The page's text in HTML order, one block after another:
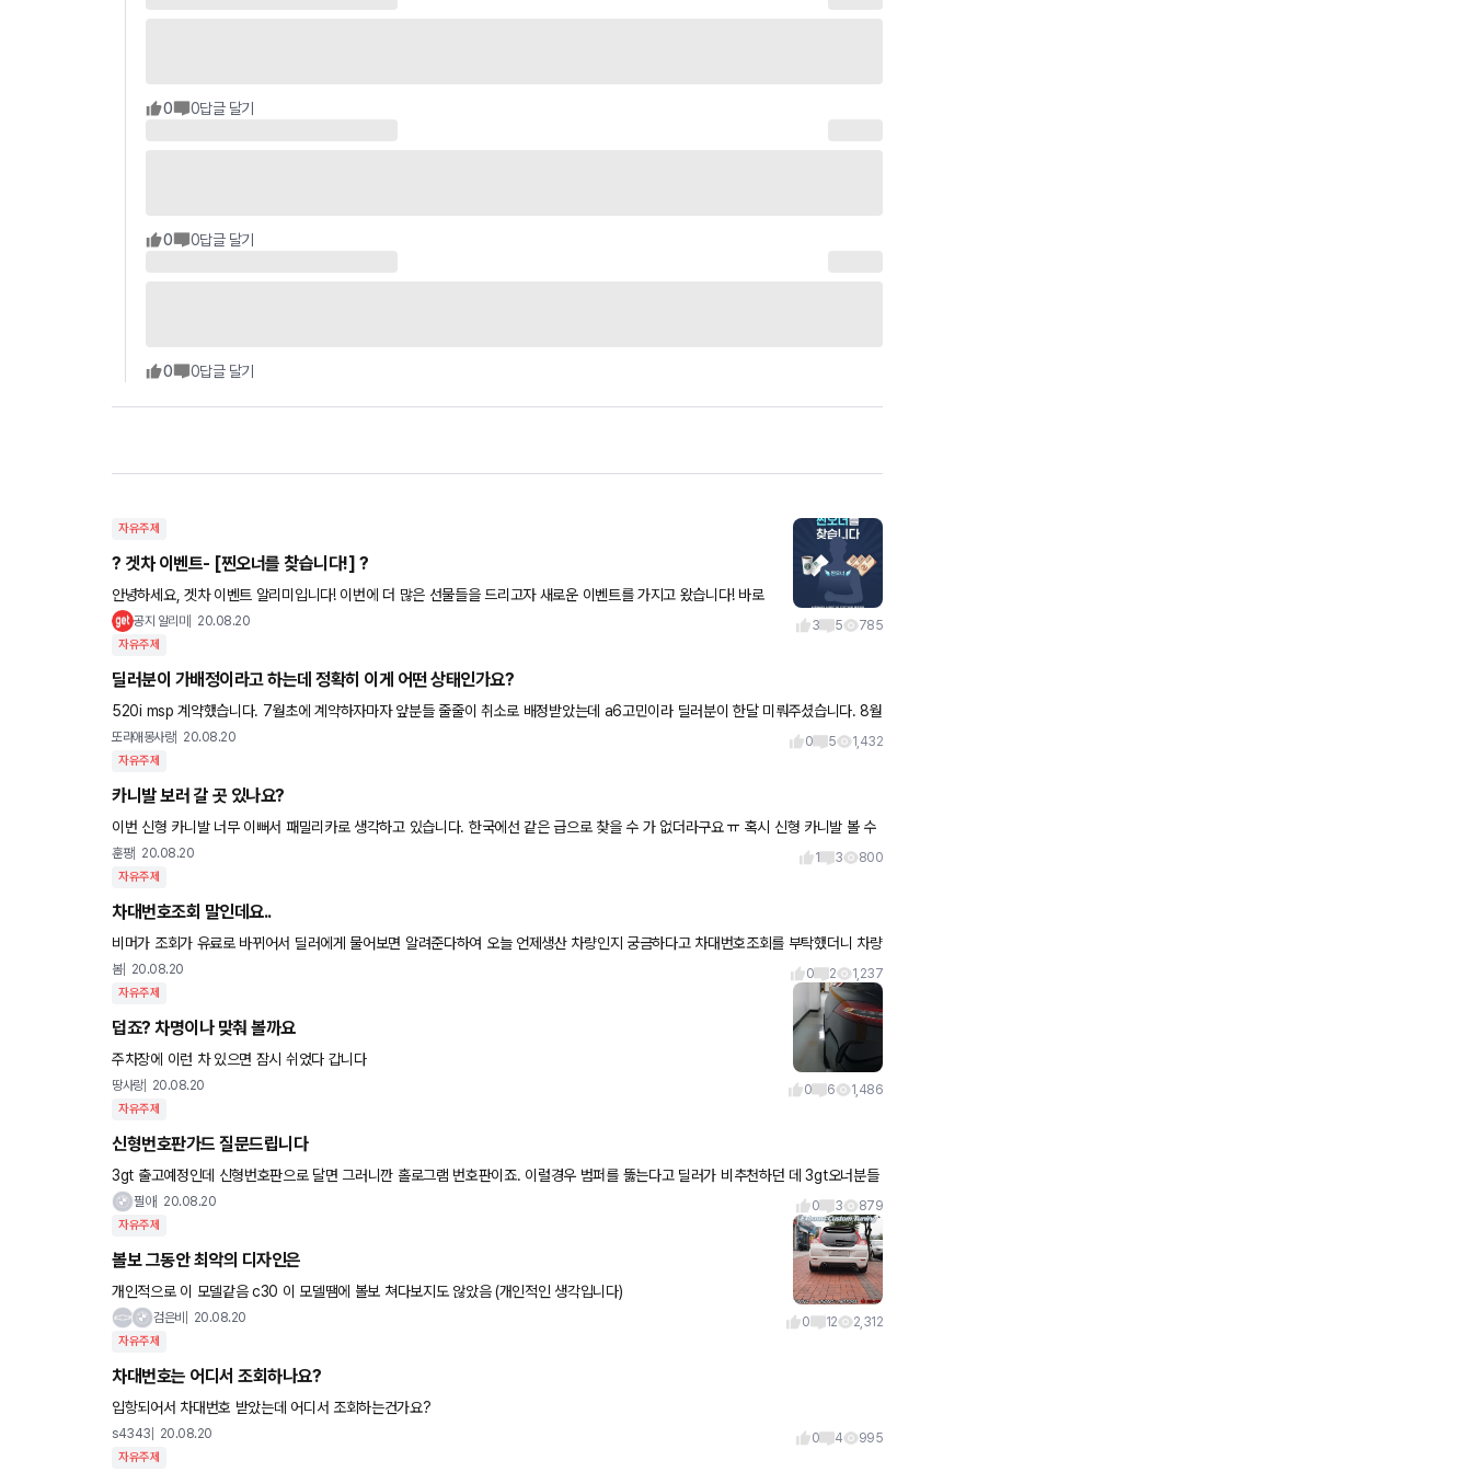
0 0답글 달기
0 0답글 달기
0 0답글 달기
자유주제
? 겟차 이벤트- [찐오너를 찾습니다!] ?
안녕하세요, 겟차 이벤트 알리미입니다! 이번에 더 많은 선물들을 드리고자 새로운 이벤트를 가지고 왔습니다! 바로
"찐오너를 찾습니다" 이벤트! 겟차에 올릴 수 있는 네개의 리뷰인 오너의 리뷰,
공지 알리미 20.08.20 3 5 785
자유주제
딜러분이 가배정이라고 하는데 정확히 이게 어떤 상태인가요?
520i msp 계약했습니다. 7월초에 계약하자마자 앞분들 줄줄이 취소로 배정받았는데 a6고민이라 딜러분이 한달 미뤄주셨습니다. 8월
1일 입항해서 평택에 있고 아시다시피 tc로 출고가 미뤄졌는데
또라애몽사랑 20.08.20 0 5 1,432
자유주제
카니발 보러 갈 곳 있나요?
이번 신형 카니발 너무 이뻐서 패밀리카로 생각하고 있습니다. 한국에선 같은 급으로 찾을 수 가 없더라구요 ㅠ 혹시 신형 카니발 볼 수
있는 곳 아시는 분 있나용?
훈팡 20.08.20 1 3 800
자유주제
차대번호조회 말인데요..
비머가 조회가 유료로 바뀌어서 딜러에게 물어보면 알려준다하여 오늘 언제생산 차량인지 궁금하다고 차대번호조회를 부탁했더니 차량
봄 20.08.20 0 2 1,237
자유주제
덥죠? 차명이나 맞춰 볼까요
주차장에 이런 차 있으면 잠시 쉬었다 갑니다
땅사랑 20.08.20 0 6 1,486
자유주제
신형번호판가드 질문드립니다
3gt 출고예정인데 신형번호판으로 달면 그러니깐 홀로그램 번호판이죠. 이럴경우 범퍼를 뚫는다고 딜러가 비추천하던 데 3gt오너분들
필아 20.08.20 0 3 879
자유주제
볼보 그동안 최악의 디자인은
개인적으로 이 모델같음 c30 이 모델땜에 볼보 쳐다보지도 않았음 (개인적인 생각입니다)
검은비 20.08.20 0 12 2,312
자유주제
차대번호는 어디서 조회하나요?
입항되어서 차대번호 받았는데 어디서 조회하는건가요?
s4343 20.08.20 0 4 995
자유주제